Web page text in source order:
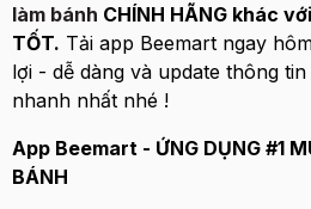
làm bánh CHÍNH HÃNG khác
TỐT. Tải app Beemart ngay
lợi - dễ dàng và update thông
nhanh nhất nhé !
App Beemart - ỨNG DỤNG #1
BÁNH